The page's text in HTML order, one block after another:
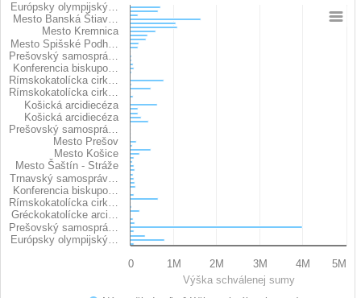
Chart
Bar chart with 59 bars.
View as data table, Chart
The chart has 1 X axis displaying categories.
The chart has 1 Y axis displaying Výška schválenej sumy.
Výška schválenej sumy
Európsky olympijský…
Mesto Banská Štiav…
Mesto Kremnica
Mesto Spišské Podh…
Prešovský samosprá…
Konferencia biskupo…
Rímskokatolícka cirk…
Rímskokatolícka cirk…
Košická arcidiecéza
Košická arcidiecéza
Prešovský samosprá…
Mesto Prešov
Mesto Košice
Mesto Šaštín - Stráže
Trnavský samospráv…
Konferencia biskupo…
Rímskokatolícka cirk…
Gréckokatolícke arci…
Prešovský samosprá…
Európsky olympijský…
0
1M 2M 3M 4M 5M